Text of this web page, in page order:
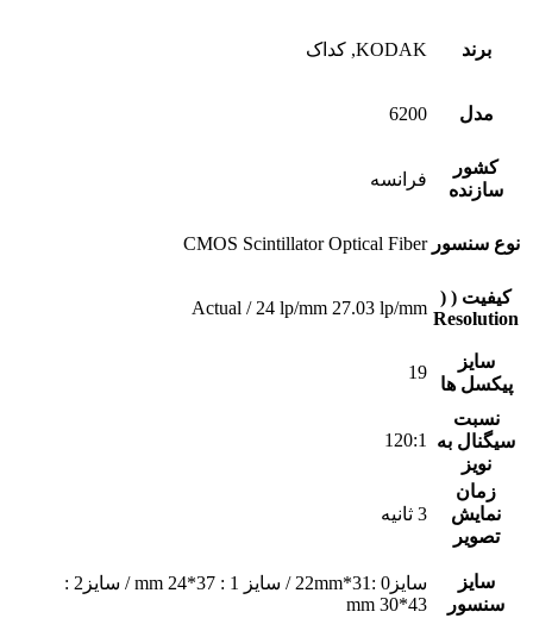
برند KODAK, کداک
مدل 6200
کشور
سازنده
فرانسه
نوع سنسور CMOS Scintillator Optical Fiber
کیفیت ( (
Resolution
Actual / 24 lp/mm 27.03 lp/mm
سایز
پیکسل ها
19
نسبت
سیگنال به
نویز
120:1
زمان
نمایش
تصویر
3 ثانیه
سایز
سنسور
سایز0 :31*22mm / سایز 1 : 37*24 mm / سایز2 :
43*30 mm